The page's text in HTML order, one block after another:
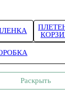
Раскрыть